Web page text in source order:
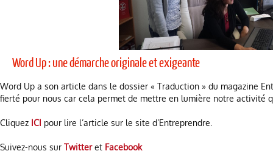
Word Up : une démarche originale et exigeante
Word Up a son article dans le dossier « Traduction » du magazine
fierté pour nous car cela permet de mettre en lumière notre activité
Cliquez ICI pour lire l’article sur le site d’Entreprendre.
Suivez-nous sur Twitteret Facebook